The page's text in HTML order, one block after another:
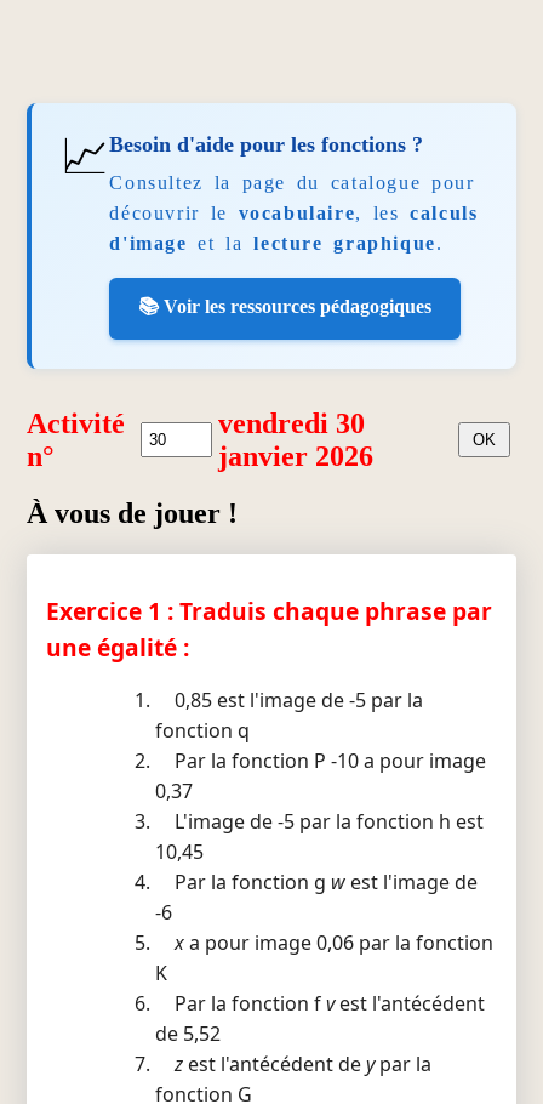
📈Besoin d'aide pour les fonctions ?
Consultez la page du catalogue pour
découvrir le vocabulaire, lescalculs
d'image et lalecture graphique.
📚 Voir les ressources pédagogiques
Activité
n°
vendredi 30
janvier 2026
À vous de jouer !
Exercice 1 : Traduis chaque phrase par
une égalité :
0,85 est l'image de -5 par la
fonction q
Par la fonction P -10 a pour image
0,37
L'image de -5 par la fonction h est
10,45
Par la fonction g w est l'image de
-6
xa pour image 0,06 par la fonction
K
Par la fonction fvest l'antécédent
de 5,52
z est l'antécédent deypar la
fonction G